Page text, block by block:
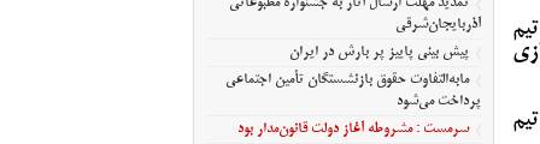
مرزهای اربعینی
تهران کوتاه نیامد، واشنگتن عقب نشست؛
روایت نیویورک‌تایمز از فرسایش گزینه‌های
آمریکا
مراسم عزاداری اربعین حسینی در کربلای
آذربایجان‌شرقی
پیش‌ بینی پاییز پر بارش در ایران
مابه‌التفاوت حقوق بازنشستگان تأمین اجتماعی
پرداخت می‌شود
سرمست : مشروطه آغاز دولت قانون‌مدار بود